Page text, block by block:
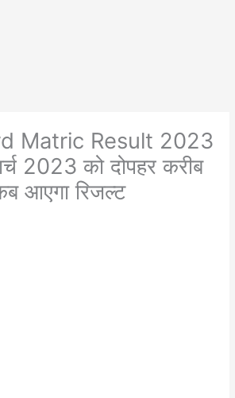
Matric Result 2023
2023 को दोपहर करीब
आएगा रिजल्ट